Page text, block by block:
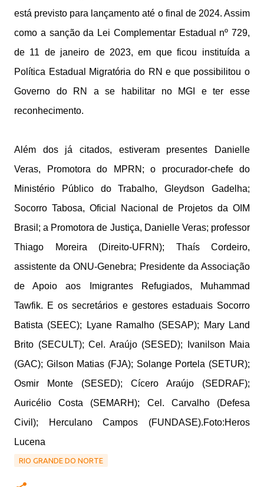
está previsto para lançamento até o final de 2024. Assim
como a sanção da Lei Complementar Estadual nº 729,
de 11 de janeiro de 2023, em que ficou instituída a
Política Estadual Migratória do RN e que possibilitou o
Governo do RN a se habilitar no MGI e ter esse
reconhecimento.
Além dos já citados, estiveram presentes Danielle
Veras, Promotora do MPRN; o procurador-chefe do
Ministério Público do Trabalho, Gleydson Gadelha;
Socorro Tabosa, Oficial Nacional de Projetos da OIM
Brasil; a Promotora de Justiça, Danielle Veras; professor
Thiago Moreira (Direito-UFRN); Thaís Cordeiro,
assistente da ONU-Genebra; Presidente da Associação
de Apoio aos Imigrantes Refugiados, Muhammad
Tawfik. E os secretários e gestores estaduais Socorro
Batista (SEEC); Lyane Ramalho (SESAP); Mary Land
Brito (SECULT); Cel. Araújo (SESED); Ivanilson Maia
(GAC); Gilson Matias (FJA); Solange Portela (SETUR);
Osmir Monte (SESED); Cícero Araújo (SEDRAF);
Auricélio Costa (SEMARH); Cel. Carvalho (Defesa
Civil); Herculano Campos (FUNDASE).Foto:Heros
Lucena
RIO GRANDE DO NORTE